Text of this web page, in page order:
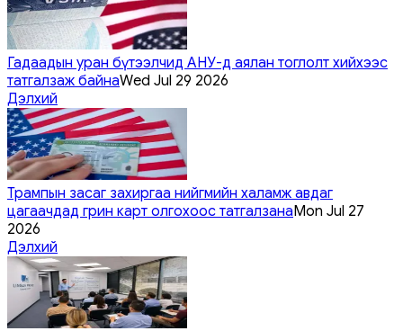
Гадаадын уран бүтээлчид АНУ-д аялан тоглолт хийхээс
татгалзаж байнаWed Jul 29 2026
Дэлхий
Трампын засаг захиргаа нийгмийн халамж авдаг
цагаачдад грин карт олгохоос татгалзанаMon Jul 27
2026
Дэлхий